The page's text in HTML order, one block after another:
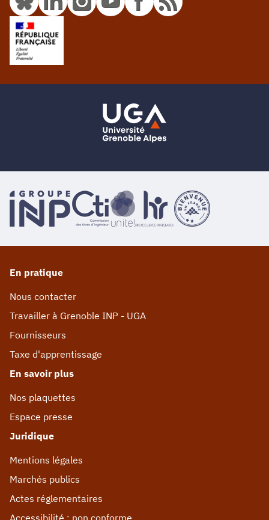
En pratique
Nous contacter
Travailler à Grenoble INP - UGA
Fournisseurs
Taxe d'apprentissage
En savoir plus
Nos plaquettes
Espace presse
Juridique
Mentions légales
Marchés publics
Actes réglementaires